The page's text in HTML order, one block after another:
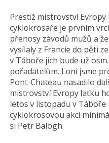
Prestiž mistrovství
cyklokrosaře je prvním
přenosy závodů mužů a
vysílaly z Francie do pěti
v Táboře jich bude už
pořadatelům. Loni jsme
Pont-Chateau nasadilo
mistrovství Evropy laťku
letos v listopadu v
cyklokrosovou akci
si Petr Balogh.